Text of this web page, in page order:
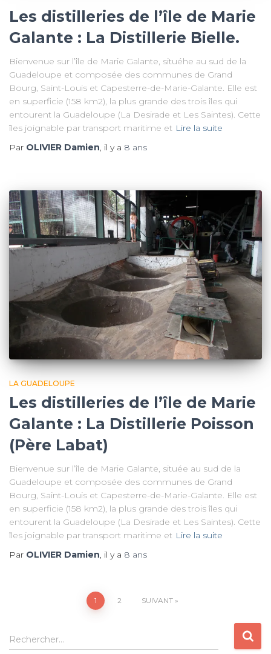
Les distilleries de l’île de Marie
Galante : La Distillerie Bielle.
Bienvenue sur l’île de Marie Galante, situéhe au sud de la
Guadeloupe et composée des communes de Grand
Bourg, Saint-Louis et Capesterre-de-Marie-Galante. Elle est
en superficie (158 km2), la plus grande des trois îles qui
entourent la Guadeloupe (La Desirade et Les Saintes). Cette
îles joignable par transport maritime et Lire la suite
Par OLIVIER Damien, il y a 8 ans
LA GUADELOUPE
Les distilleries de l’île de Marie
Galante : La Distillerie Poisson
(Père Labat)
Bienvenue sur l’île de Marie Galante, située au sud de la
Guadeloupe et composée des communes de Grand
Bourg, Saint-Louis et Capesterre-de-Marie-Galante. Elle est
en superficie (158 km2), la plus grande des trois îles qui
entourent la Guadeloupe (La Desirade et Les Saintes). Cette
îles joignable par transport maritime et Lire la suite
Par OLIVIER Damien , il y a 8 ans
Pagination
des
1 2 SUIVANT
R
e
Rechercher…